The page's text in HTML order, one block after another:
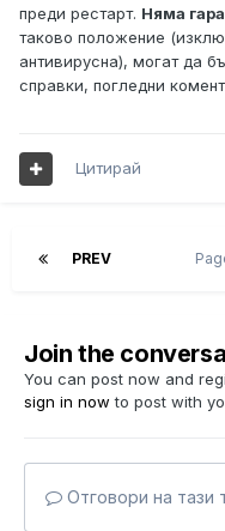
преди рестарт. Няма
таково положение
антивирусна), могат да
справки, погледни
Цитирай
PREV
Join the
You can post now and
sign in now to post with
Отговори на тази